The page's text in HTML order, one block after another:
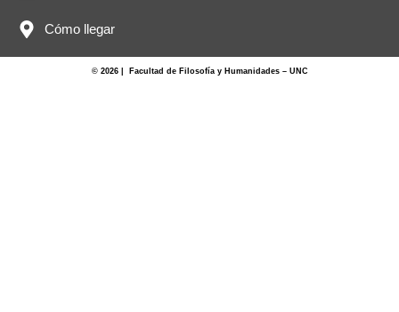
Cómo llegar
© 2026 | Facultad de Filosofía y Humanidades – UNC